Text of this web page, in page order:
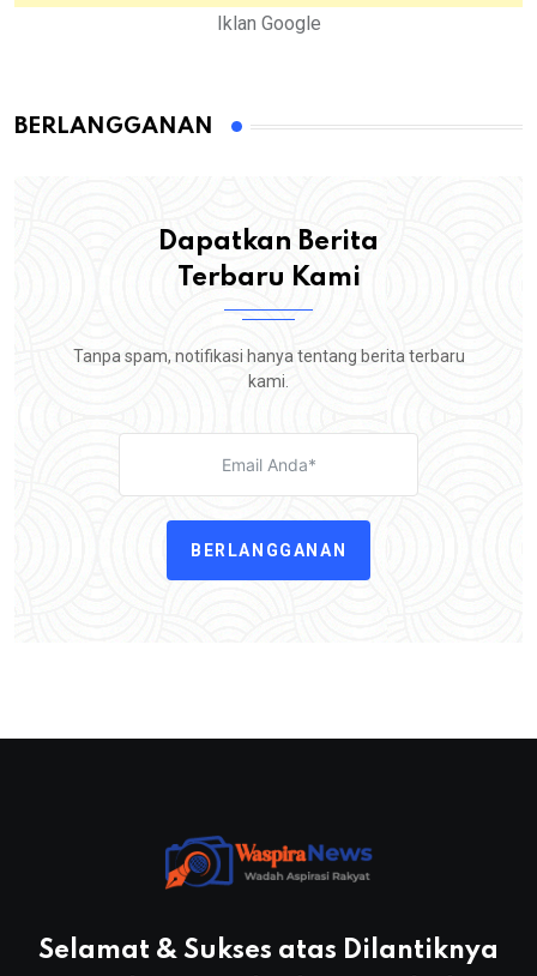
Iklan Google
BERLANGGANAN
Dapatkan Berita
Terbaru Kami
Tanpa spam, notifikasi hanya tentang berita terbaru
kami.
BERLANGGANAN
Selamat & Sukses atas Dilantiknya